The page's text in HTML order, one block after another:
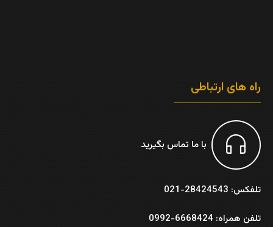
راه های ارتباطی
با ما تماس بگیرید
تلفکس: 28424543-021
تلفن همراه: 6668424-0992